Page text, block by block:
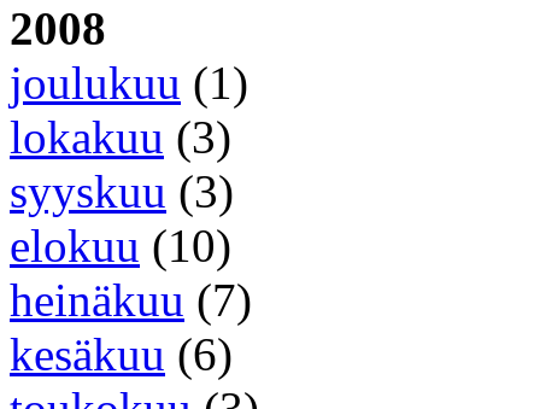
2008
joulukuu (1)
lokakuu (3)
syyskuu (3)
elokuu (10)
heinäkuu (7)
kesäkuu (6)